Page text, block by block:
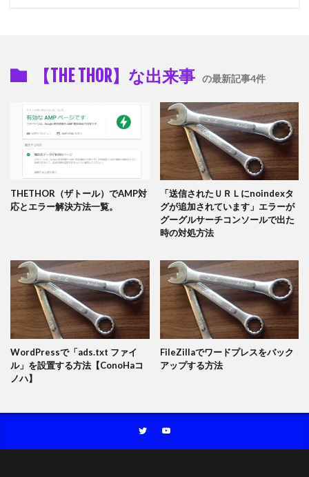
【THE THOR】な出来事 の最新記事4件
THETHOR（ザトール）でAMP対
応とエラー解決方法一覧。
「送信されたＵＲＬにnoindexタ
グが追加されています」エラーが
グーグルサーチコンソールで出た
時の対処方法
WordPressで「ads.txt ファイ
ル」を設置する方法【ConoHaコ
ノハ】
FileZillaでワードプレスをバック
アップする方法